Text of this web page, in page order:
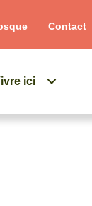
Contact
ici